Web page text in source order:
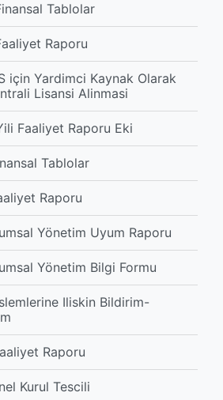
Tablolar
Raporu
için Yardimci Kaynak Olarak
Lisansi Alinmasi
Faaliyet Raporu Eki
Tablolar
Raporu
Yönetim Uyum Raporu
Yönetim Bilgi Formu
Iliskin Bildirim-
Raporu
Kurul Tescili